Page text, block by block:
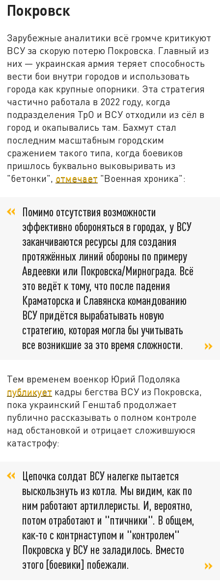
Покровск
Зарубежные аналитики всё громче критикуют
ВСУ за скорую потерю Покровска. Главный из
них — украинская армия теряет способность
вести бои внутри городов и использовать
города как крупные опорники. Эта стратегия
частично работала в 2022 году, когда
подразделения ТрО и ВСУ отходили из сёл в
город и окапывались там. Бахмут стал
последним масштабным городским
сражением такого типа, когда боевиков
пришлось буквально выковыривать из
"бетонки", отмечает "Военная хроника":
Помимо отсутствия возможности
эффективно обороняться в городах, у ВСУ
заканчиваются ресурсы для создания
протяжённых линий обороны по примеру
Авдеевки или Покровска/Мирнограда. Всё
это ведёт к тому, что после падения
Краматорска и Славянска командованию
ВСУ придётся вырабатывать новую
стратегию, которая могла бы учитывать
все возникшие за это время сложности.
Тем временем военкор Юрий Подоляка
публикует кадры бегства ВСУ из Покровска,
пока украинский Генштаб продолжает
публично рассказывать о полном контроле
над обстановкой и отрицает сложившуюся
катастрофу:
Цепочка солдат ВСУ налегке пытается
выскользнуть из котла. Мы видим, как по
ним работают артиллеристы. И, вероятно,
потом отработают и "птичники". В общем,
как-то с контрнаступом и "контролем"
Покровска у ВСУ не заладилось. Вместо
этого [боевики] побежали.